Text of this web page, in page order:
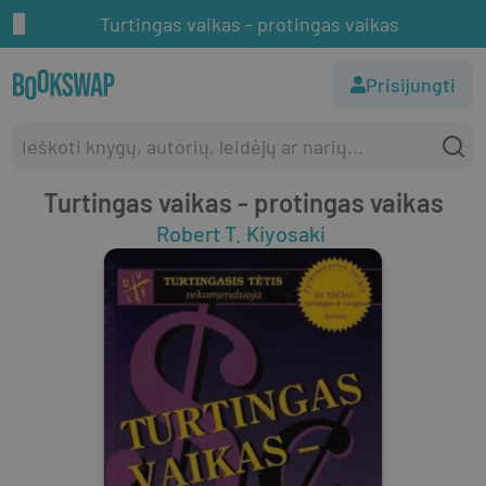
Turtingas vaikas - protingas vaikas
Prisijungti
Turtingas vaikas - protingas vaikas
Robert T. Kiyosaki